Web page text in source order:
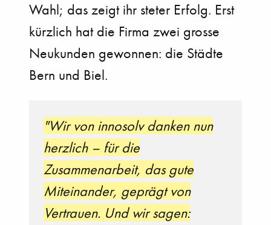
Wahl; das zeigt ihr steter Erfolg. Erst
kürzlich hat die Firma zwei grosse
Neukunden gewonnen: die Städte
Bern und Biel.
"Wir von innosolv danken nun
herzlich – für die
Zusammenarbeit, das gute
Miteinander, geprägt von
Vertrauen. Und wir sagen: